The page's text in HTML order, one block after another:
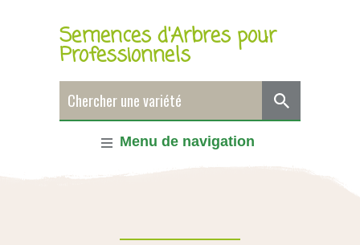
Semences d'Arbres pour
Professionnels
Menu de navigation